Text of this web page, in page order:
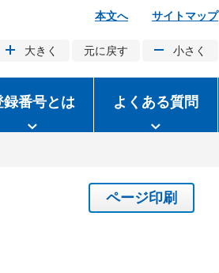
本文へ サイトマップ
大きく 元に戻す 小さく
録番号とは よくある質問
ページ印刷